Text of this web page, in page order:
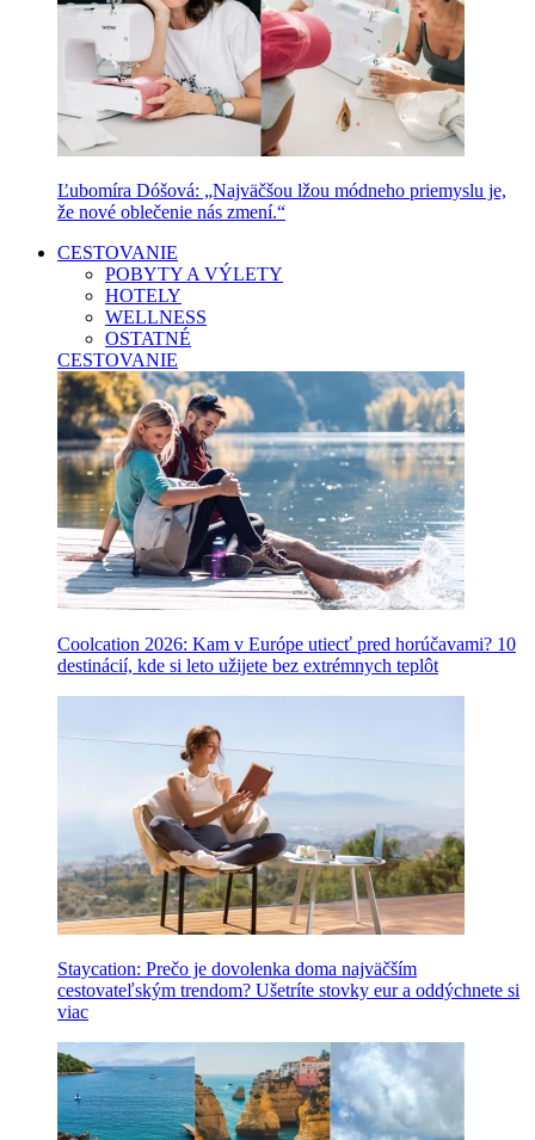
Ľubomíra Dóšová: „Najväčšou lžou módneho priemyslu je,
že nové oblečenie nás zmení.“
CESTOVANIE
POBYTY A VÝLETY
HOTELY
WELLNESS
OSTATNÉ
CESTOVANIE
Coolcation 2026: Kam v Európe utiecť pred horúčavami? 10
destinácií, kde si leto užijete bez extrémnych teplôt
Staycation: Prečo je dovolenka doma najväčším
cestovateľským trendom? Ušetríte stovky eur a oddýchnete si
viac